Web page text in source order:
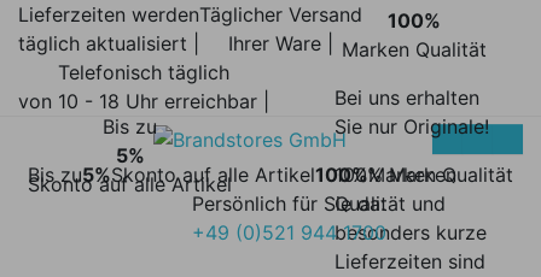
Lieferzeiten werden
täglich aktualisiert |
Täglicher Versand
Ihrer Ware |
Telefonisch täglich
von 10 - 18 Uhr erreichbar |
Bis zu5%Skonto auf alle Artikel
Bis zu
5%
Skonto auf alle Artikel
100%Marken Qualität
100%
Marken Qualität
Bei uns erhalten
Sie nur Originale!
100% Marken
Qualität und
besonders kurze
Lieferzeiten sind
Persönlich für Sie da:
+49 (0)521 944 1700